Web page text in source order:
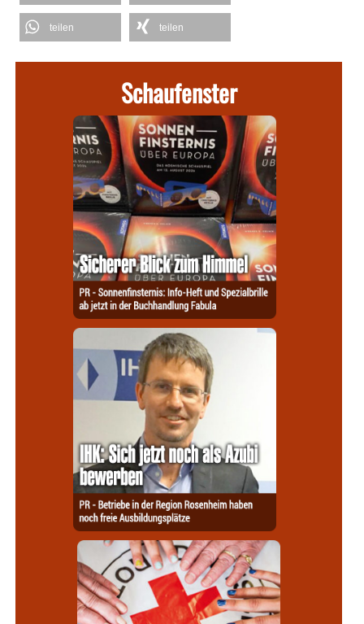
teilen teilen
Schaufenster